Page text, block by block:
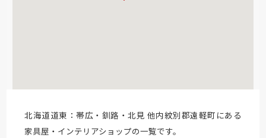
北海道道東：帯広・釧路・北見 他内紋別郡遠軽町にある
家具屋・インテリアショップの一覧です。